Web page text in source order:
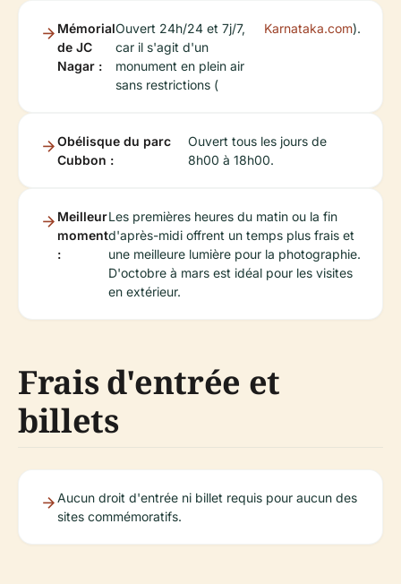
Mémorial
de JC
Nagar :
Ouvert 24h/24 et 7j/7,
car il s'agit d'un
monument en plein air
sans restrictions (
Karnataka.com).
Obélisque du parc
Cubbon :
Ouvert tous les jours de
8h00 à 18h00.
Meilleur
moment
:
Les premières heures du matin ou la fin
d'après-midi offrent un temps plus frais et
une meilleure lumière pour la photographie.
D'octobre à mars est idéal pour les visites
en extérieur.
Frais d'entrée et
billets
Aucun droit d'entrée ni billet requis pour aucun des
sites commémoratifs.